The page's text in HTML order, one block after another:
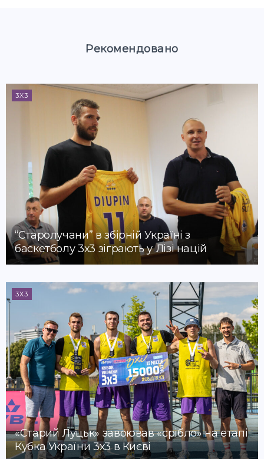
Рекомендовано
3X3
“Старолучани” в збірній Україні з
баскетболу 3х3 зіграють у Лізі націй
3X3
«Старий Луцьк» завоював «срібло» на етапі
Кубка України 3х3 в Києві